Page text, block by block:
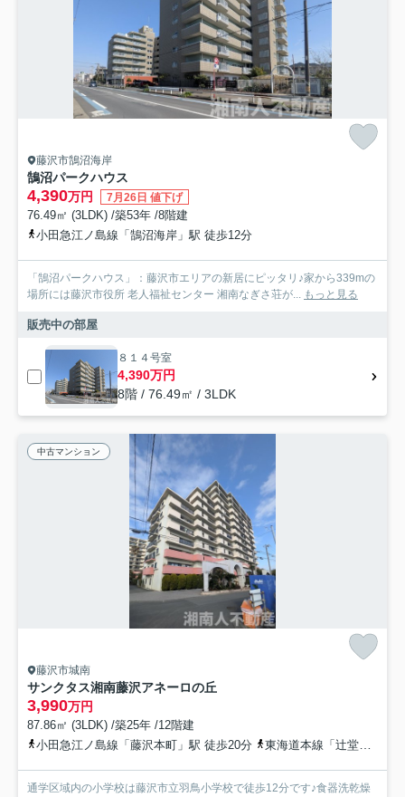
藤沢市鵠沼海岸
鵠沼パークハウス
4,390万円 7月26日 値下げ
76.49㎡ (3LDK) /築53年 /8階建
小田急江ノ島線「鵠沼海岸」駅 徒歩12分
「鵠沼パークハウス」：藤沢市エリアの新居にピッタリ♪家から339mの
場所には藤沢市役所 老人福祉センター 湘南なぎさ荘が... もっと見る
販売中の部屋
８１４号室
4,390万円
8階 / 76.49㎡ / 3LDK
中古マンション
藤沢市城南
サンクタス湘南藤沢アネーロの丘
3,990万円
87.86㎡ (3LDK) /築25年 /12階建
小田急江ノ島線「藤沢本町」駅 徒歩20分
東海道本線「辻堂」駅 徒歩31分
通学区域内の小学校は藤沢市立羽鳥小学校で徒歩12分です♪食器洗乾燥